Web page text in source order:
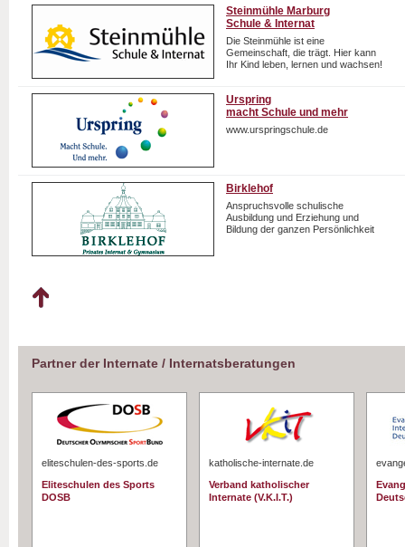
Steinmühle Marburg
Schule & Internat
Die Steinmühle ist eine
Gemeinschaft, die trägt. Hier kann
Ihr Kind leben, lernen und wachsen!
Urspring
macht Schule und mehr
www.urspringschule.de
Birklehof
Anspruchsvolle schulische
Ausbildung und Erziehung und
Bildung der ganzen Persönlichkeit
Partner der Internate / Internatsberatungen
eliteschulen-des-sports.de
Eliteschulen des Sports
DOSB
katholische-internate.de
Verband katholischer
Internate (V.K.I.T.)